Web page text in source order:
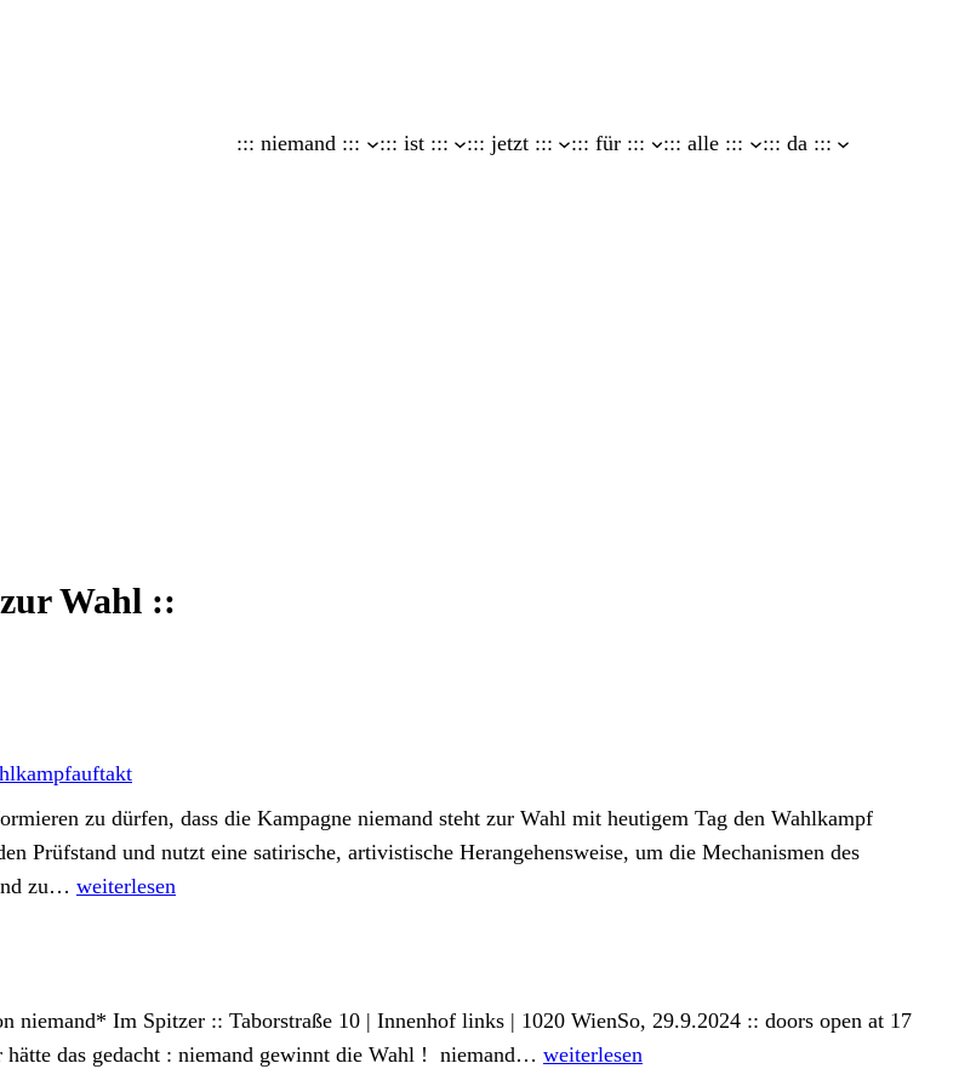
::: niemand ::: ::: ist ::: ::: jetzt ::: ::: für ::: ::: alle ::: ::: da :::
Wahl ::
zu dürfen, dass die Kampagne niemand steht zur Wahl mit heutigem Tag den Wahlkampf
Prüfstand und nutzt eine satirische, artivistische Herangehensweise, um die Mechanismen des
zu… :::
sagt
die
weiterlesen
niemand* Im Spitzer :: Taborstraße 10 | Innenhof links | 1020 WienSo, 29.9.2024 :: doors open at 17
das gedacht : niemand gewinnt die Wahl ! niemand… :::
weiterlesen